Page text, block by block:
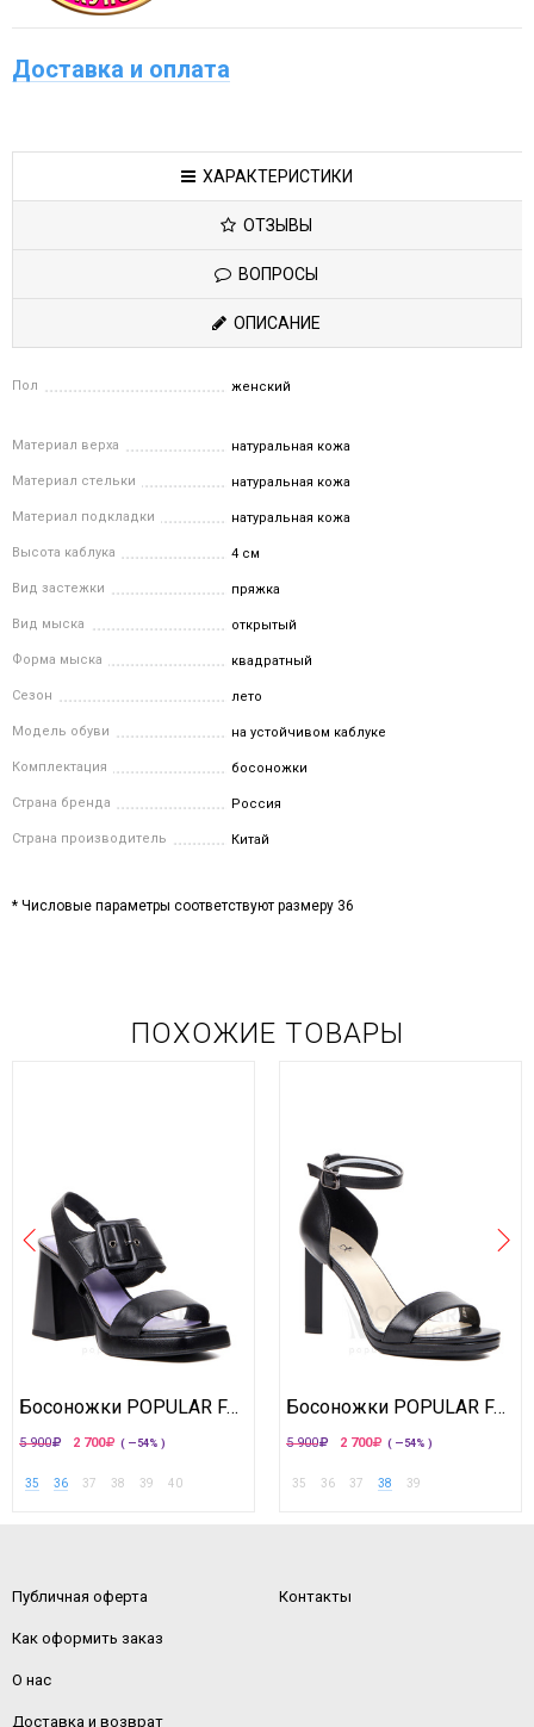
Доставка и оплата
ХАРАКТЕРИСТИКИ
ОТЗЫВЫ
ВОПРОСЫ
ОПИСАНИЕ
Пол женский
Материал верха натуральная кожа
Материал стельки натуральная кожа
Материал подкладки натуральная кожа
Высота каблука 4 см
Вид застежки пряжка
Вид мыска открытый
Форма мыска квадратный
Сезон лето
Модель обуви на устойчивом каблуке
Комплектация босоножки
Страна бренда Россия
Страна производитель Китай
* Числовые параметры соответствуют размеру 36
ПОХОЖИЕ ТОВАРЫ
Босоножки POPULAR FASHION
5 900 2 700 ( —54% )
35 36 37 38 39 40
Босоножки POPULAR FASHION
5 900 2 700 ( —54% )
35 36 37 38 39
Публичная оферта
Как оформить заказ
О нас
Доставка и возврат
Контакты